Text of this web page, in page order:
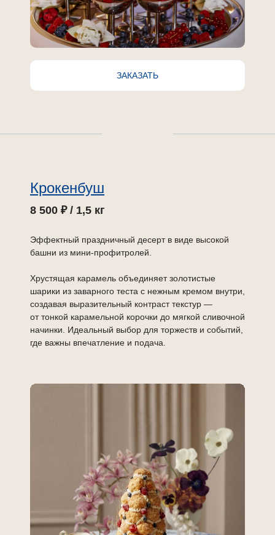
ЗАКАЗАТЬ
Эффектный праздничный десерт в виде высокой
башни из мини-профитролей.
Хрустящая карамель объединяет золотистые
шарики из заварного теста с нежным кремом внутри,
создавая выразительный контраст текстур —
от тонкой карамельной корочки до мягкой сливочной
начинки. Идеальный выбор для торжеств и событий,
где важны впечатление и подача.
8 500 ₽ / 1,5 кг
Крокенбуш